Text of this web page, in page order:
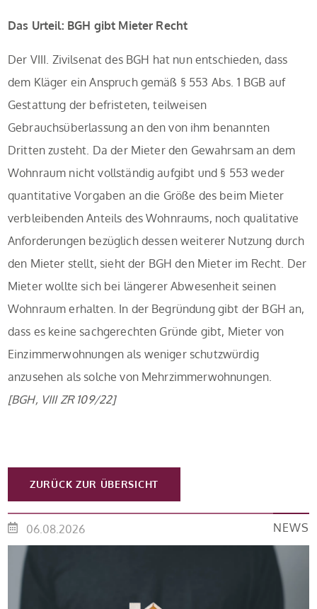
Das Urteil: BGH gibt Mieter Recht
Der VIII. Zivilsenat des BGH hat nun entschieden, dass
dem Kläger ein Anspruch gemäß § 553 Abs. 1 BGB auf
Gestattung der befristeten, teilweisen
Gebrauchsüberlassung an den von ihm benannten
Dritten zusteht. Da der Mieter den Gewahrsam an dem
Wohnraum nicht vollständig aufgibt und § 553 weder
quantitative Vorgaben an die Größe des beim Mieter
verbleibenden Anteils des Wohnraums, noch qualitative
Anforderungen bezüglich dessen weiterer Nutzung durch
den Mieter stellt, sieht der BGH den Mieter im Recht. Der
Mieter wollte sich bei längerer Abwesenheit seinen
Wohnraum erhalten. In der Begründung gibt der BGH an,
dass es keine sachgerechten Gründe gibt, Mieter von
Einzimmerwohnungen als weniger schutzwürdig
anzusehen als solche von Mehrzimmerwohnungen.
[BGH, VIII ZR 109/22]
ZURÜCK ZUR ÜBERSICHT
06.08.2026 NEWS